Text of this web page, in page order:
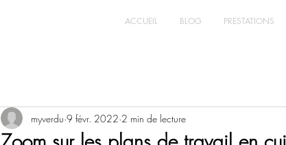
ACCUEIL BLOG PRESTATIONS
myverdu 9 févr. 2022 2 min de lecture